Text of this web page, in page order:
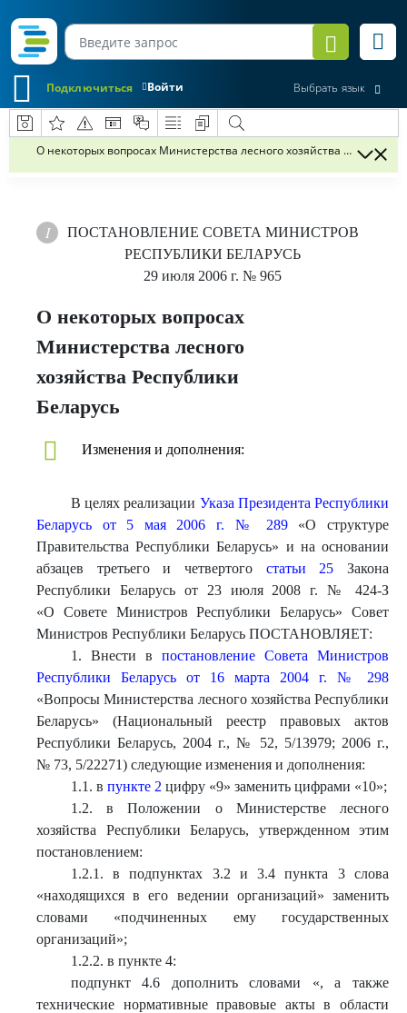
Войти
Подключиться Выбрать язык
О некоторых вопросах Министерства лесного хозяйства
ПОСТАНОВЛЕНИЕ СОВЕТА МИНИСТРОВ
РЕСПУБЛИКИ БЕЛАРУСЬ
29 июля 2006 г. № 965
О некоторых вопросах
Министерства лесного
хозяйства Республики
Беларусь
Изменения и дополнения:
В целях реализации Указа Президента Республики
Беларусь от 5 мая 2006 г. № 289«О структуре
Правительства Республики Беларусь» и на основании
абзацев третьего и четвертого статьи 25 Закона
Республики Беларусь от 23 июля 2008 г. № 424-З
«О Совете Министров Республики Беларусь» Совет
Министров Республики Беларусь ПОСТАНОВЛЯЕТ:
1. Внести в постановление Совета Министров
Республики Беларусь от 16 марта 2004 г. № 298
«Вопросы Министерства лесного хозяйства Республики
Беларусь» (Национальный реестр правовых актов
Республики Беларусь, 2004 г., № 52, 5/13979; 2006 г.,
№ 73, 5/22271) следующие изменения и дополнения:
1.1. в пункте 2 цифру «9» заменить цифрами «10»;
1.2. в Положении о Министерстве лесного
хозяйства Республики Беларусь, утвержденном этим
постановлением:
1.2.1. в подпунктах 3.2 и 3.4 пункта 3 слова
«находящихся в его ведении организаций» заменить
словами «подчиненных ему государственных
организаций»;
1.2.2. в пункте 4:
подпункт 4.6 дополнить словами «, а также
технические нормативные правовые акты в области